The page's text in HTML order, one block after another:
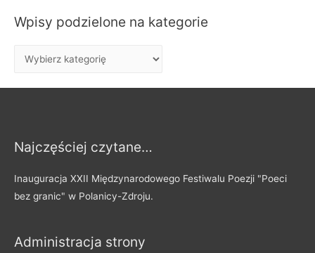
kWpisy podzielone na kategorie
p
e
Najczęściej czytane…
Inauguracja XXII Międzynarodowego Festiwalu Poezji "Poeci
bez granic" w Polanicy-Zdroju.
Administracja strony